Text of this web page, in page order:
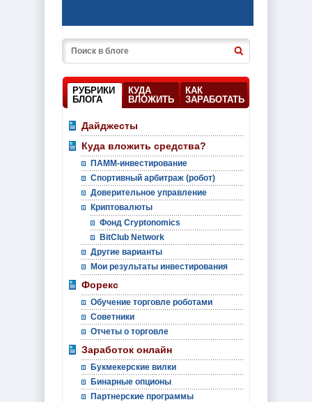
РУБРИКИ
БЛОГА
КУДА
ВЛОЖИТЬ
КАК
ЗАРАБОТАТЬ
Дайджесты
Куда вложить средства?
ПАММ-инвестирование
Спортивный арбитраж (робот)
Доверительное управление
Криптовалюты
Фонд Cryptonomics
BitClub Network
Другие варианты
Мои результаты инвестирования
Форекс
Обучение торговле роботами
Советники
Отчеты о торговле
Заработок онлайн
Букмекерские вилки
Бинарные опционы
Партнерские программы